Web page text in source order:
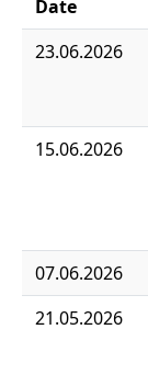
Date
23.06.2026
15.06.2026
07.06.2026
21.05.2026